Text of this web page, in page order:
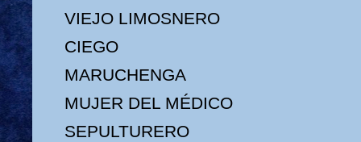
VIEJO LIMOSNERO
CIEGO
MARUCHENGA
MUJER DEL MÉDICO
SEPULTURERO